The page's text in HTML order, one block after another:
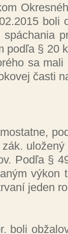
bo­li
pod­ľa § 20
sa
čas­ti
Pod­ľa §
vý­kon
je­den
bo­li